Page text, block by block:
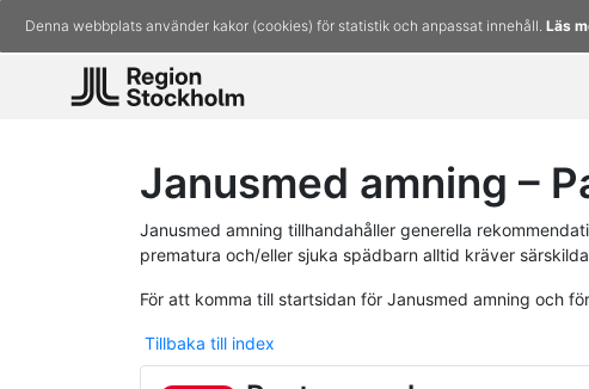
Denna webbplats använder kakor (cookies) för statistik och anpassat innehåll. Läs
Janusmed amning –
Janusmed amning tillhandahåller generella
prematura och/eller sjuka spädbarn alltid kräver
För att komma till startsidan för Janusmed amning och
Tillbaka till index